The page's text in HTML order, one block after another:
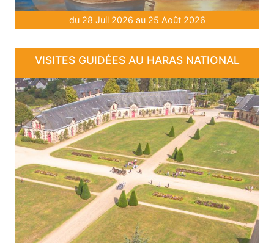
du 28 Juil 2026 au 25 Août 2026
VISITES GUIDÉES AU HARAS NATIONAL